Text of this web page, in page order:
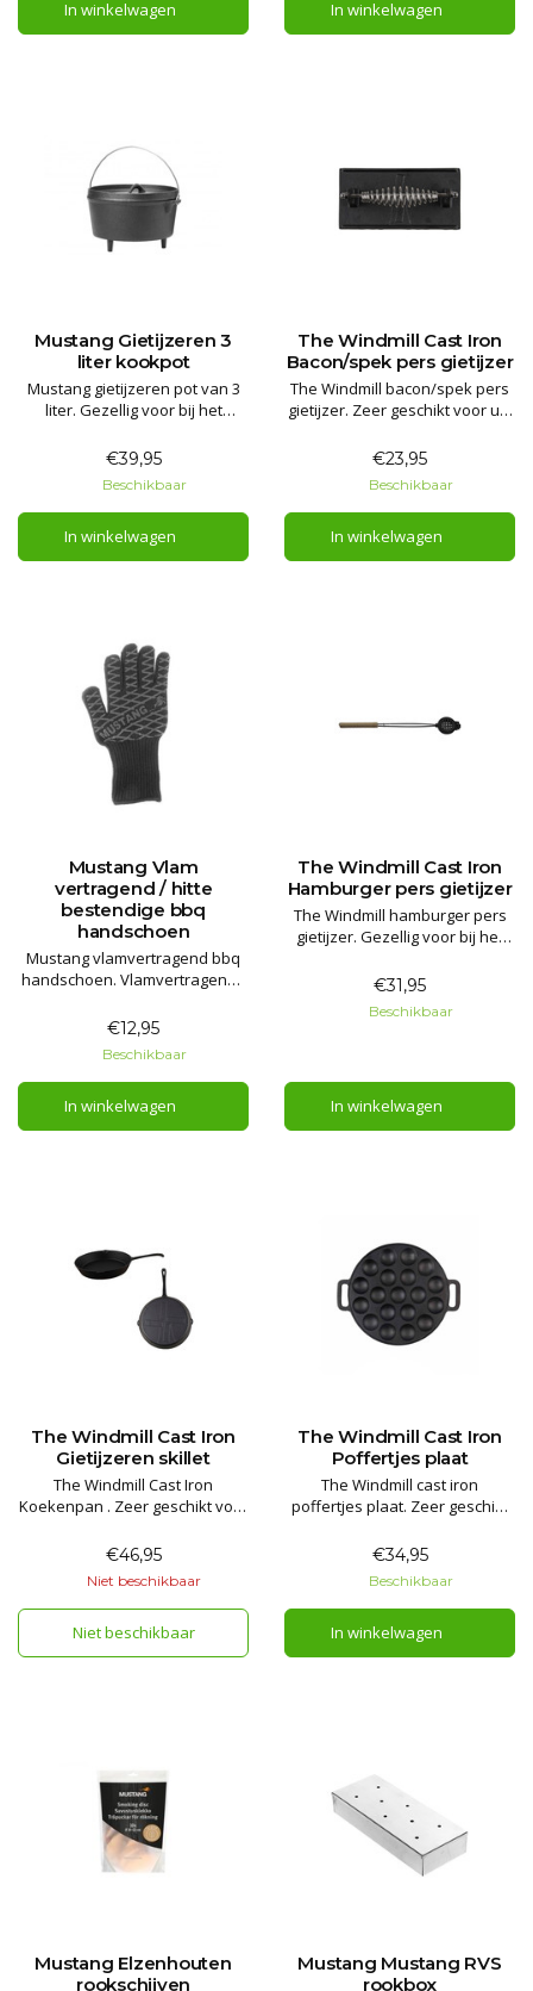
In winkelwagen In winkelwagen
Mustang Gietijzeren 3
liter kookpot
Mustang gietijzeren pot van 3
liter. Gezellig voor bij het
€39,95
Beschikbaar
In winkelwagen
The Windmill Cast Iron
Bacon/spek pers gietijzer
The Windmill bacon/spek pers
gietijzer. Zeer geschikt voor uw
bushcraft cooking.
€23,95
Beschikbaar
In winkelwagen
Mustang Vlam
vertragend / hitte
bestendige bbq
handschoen
Mustang vlamvertragend bbq
handschoen. Vlamvertragend /
tot 350° C met geoptimaliseerde
grip en een binnenkant van
100% katoen.
€12,95
Beschikbaar
In winkelwagen
The Windmill Cast Iron
Hamburger pers gietijzer
The Windmill hamburger pers
gietijzer. Gezellig voor bij het
Voorzien van RVS steel met
houten handvatten.
€31,95
Beschikbaar
In winkelwagen
The Windmill Cast Iron
Gietijzeren skillet
The Windmill Cast Iron
Koekenpan . Zeer geschikt voor
bushcraft cooking. Uitstekend
als bak en braad pan. Een
investering voor het leven.
€46,95
Niet beschikbaar
Niet beschikbaar
The Windmill Cast Iron
Poffertjes plaat
The Windmill cast iron
poffertjes plaat. Zeer geschikt
voor bushcraft cooking.
€34,95
Beschikbaar
In winkelwagen
Mustang Elzenhouten
rookschijven
Mustang Mustang RVS
rookbox